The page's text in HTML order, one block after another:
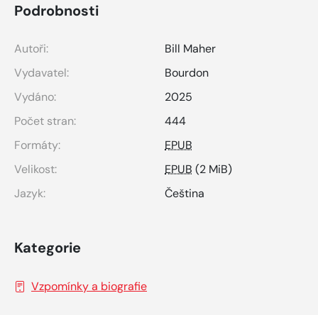
Podrobnosti
Autoři:
Bill Maher
Vydavatel:
Bourdon
Vydáno:
2025
Počet stran:
444
Formáty:
EPUB
Velikost:
EPUB (2 MiB)
Jazyk:
Čeština
Kategorie
Vzpomínky a biografie